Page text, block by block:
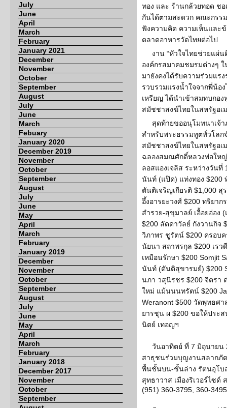
July
June
April
March
February
January 2021
December
November
October
September
August
July
June
March
Febuary
January 2020
December 2019
November
October
September
August
July
June
May
April
March
February
January 2019
December
November
October
September
August
July
June
May
April
March
February
January 2018
December 2017
November
October
September
ทอง และ ร้านกล้วยทอด ช
กันได้ตามสะดวก คณะกรร
ฟังความคิด ความเห็นและ
ตลาดอาหารวัดไทยต่อไป
งาน “หัวใจไทยช่วยแผ่
องค์กรสมาคมชมรมต่างๆ
มายังคงได้รับความร่วมแร
รวบรวมแรงน้ำใจจากพี่น้อ
เหรียญ ได้นำเข้าสมทบกอ
สมัชชาสงฆ์ไทยในสหรัฐอเ
สุดท้ายขออนุโมทนาเจ้
สำหรับพระธรรมทูตทั่วโลก
สมัชชาสงฆ์ไทยในสหรัฐอเ
ฉลองสมณศักดิ์หลวงพ่อให
ลอสแองเจลิส ระหว่างวัน
นันท์ (แป๊ด) แท่งทอง $200
ตันติเจริญเกียรติ $1,000
อึ้งอารยะวงศ์ $200 ทริยาก
สำรวย-สุขุมาลย์ เอื้อยอ่อง
$200 ลัดดาวัลย์ กังวานกิจ
วิภาพร ชูรัตน์ $200 ครอบค
นัยนา สถาพรกุล $200 เร
เหมือนรักษา $200 Somjit
นันท์ (ตันติสุขารมย์) $200
นภา วสุนิรชร $200 จิตรา
ใหม่ แม้นนนทรัตน์ $200
Weranont $500 วัดพุทธศ
ยารชุน ผ $200 ขอให้ประ
นิตย์ เทอญฯ
วันอาทิตย์ ที่ 7 มิถุนายน
สาธุชนร่วมบุญงานสลากภั
พื้นชั้นบน-ชั้นล่าง รัตนอุโบ
สุทธาวาส เมืองริเวอร์ไซ
(951) 360-3795, 360-3495